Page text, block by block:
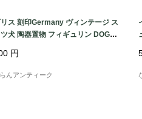
ス 刻印Germany ヴィンテージ ス
ツ犬 陶器置物 フィギュリン DOGオ
円
んアンティーク